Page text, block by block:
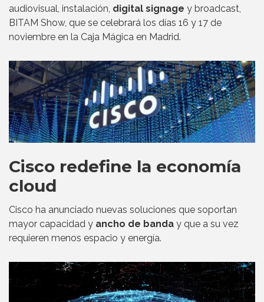
audiovisual, instalación, digital signage y broadcast,
BITAM Show, que se celebrará los días 16 y 17 de
noviembre en la Caja Mágica en Madrid.
Cisco redefine la economía
cloud
Cisco ha anunciado nuevas soluciones que soportan
mayor capacidad y ancho de banda y que a su vez
requieren menos espacio y energía.